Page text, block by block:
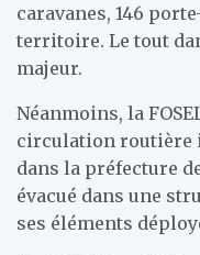
caravanes, 146
territoire. Le tout
majeur.
Néanmoins, la
circulation routière
dans la préfecture
évacué dans une
ses éléments